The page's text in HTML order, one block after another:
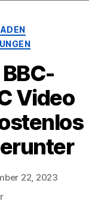
Video
22, 2023
An